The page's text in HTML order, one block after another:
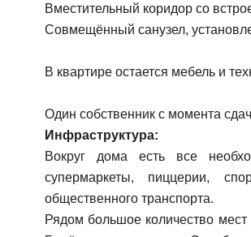
Вместительный коридор со
Совмещённый санузел,
В квартире остается мебель и
Один собственник с момента
Инфраструктура:
Вокруг дома есть все
супермаркеты, пиццерии,
общественного транспорта.
Рядом большое количество